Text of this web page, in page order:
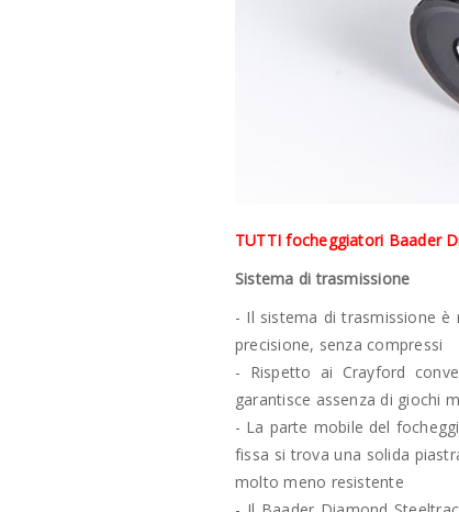
TUTTI focheggiatori Baader
Sistema di trasmissione
- Il sistema di trasmissione
precisione, senza compressi
- Rispetto ai Crayford
garantisce assenza di giochi
- La parte mobile del
fissa si trova una solida
molto meno resistente